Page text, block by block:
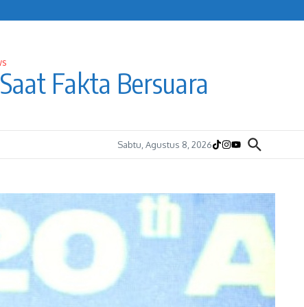
Saat Fakta Bersuara
Sabtu, Agustus 8, 2026